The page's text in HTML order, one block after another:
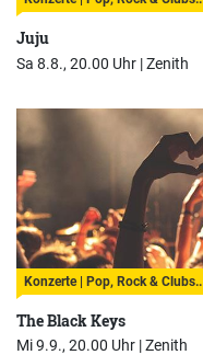
Juju
Sa 8.8., 20.00 Uhr |Zenith
Konzerte | Pop, Rock & Clubs..
The Black Keys
Mi 9.9., 20.00 Uhr |Zenith